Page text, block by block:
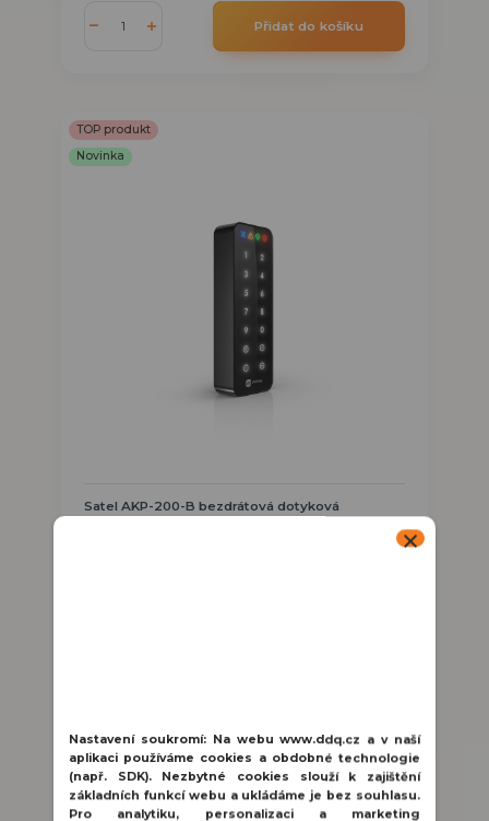
Přidat do košíku
TOP produkt
Novinka
Satel AKP-200-B bezdrátová dotyková
Nastavení soukromí:
Na webu www.ddq.cz a v naší
aplikaci používáme cookies a obdobné technologie
(např. SDK). Nezbytné cookies slouží k zajištění
základních funkcí webu a ukládáme je bez souhlasu.
Pro analytiku, personalizaci a marketing